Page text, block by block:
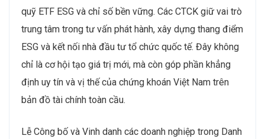
quỹ ETF ESG và chỉ số bền vững. Các CTCK giữ vai trò
trung tâm trong tư vấn phát hành, xây dựng thang điểm
ESG và kết nối nhà đầu tư tổ chức quốc tế. Đây không
chỉ là cơ hội tạo giá trị mới, mà còn góp phần khẳng
định uy tín và vị thế của chứng khoán Việt Nam trên
bản đồ tài chính toàn cầu.
Lễ Công bố và Vinh danh các doanh nghiệp trong Danh